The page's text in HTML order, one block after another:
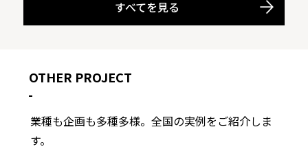
すべてを見る
OTHER PROJECT
業種も企画も多種多様。全国の実例をご紹介しま
す。